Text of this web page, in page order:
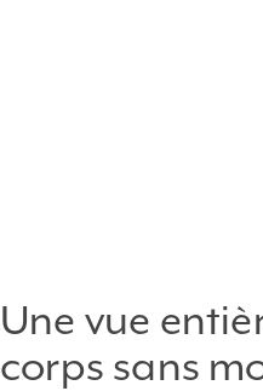
Une vue
corps sans